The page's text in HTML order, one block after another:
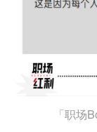
「职场